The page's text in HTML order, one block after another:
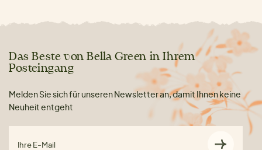
Das Beste von Bella Green in Ihrem
Posteingang
Melden Sie sich für unseren Newsletter an, damit Ihnen keine
Neuheit entgeht
Ihre E-Mail